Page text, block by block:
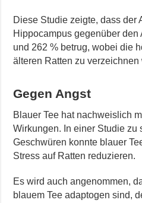
Diese Studie zeigte, dass der
Hippocampus gegenüber
und 262 % betrug, wobei die
älteren Ratten zu verzeichnen
Gegen Angst
Blauer Tee hat nachweislich
Wirkungen. In einer Studie zu
Geschwüren konnte blauer
Stress auf Ratten reduzieren.
Es wird auch angenommen,
blauem Tee adaptogen sind,